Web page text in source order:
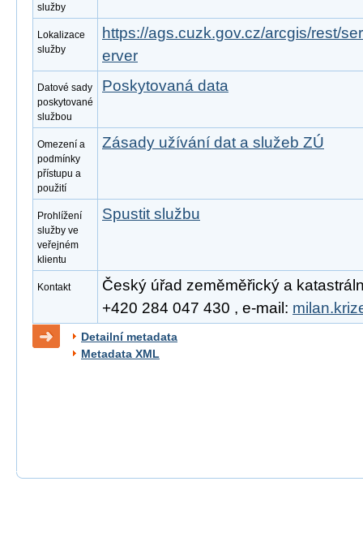
služby
Lokalizace
služby
https://ags.cuzk.gov.cz/arcgis/rest/
erver
Datové sady
poskytované
službou
Poskytovaná data
Omezení a
podmínky
přístupu a
použití
Zásady užívání dat a služeb ZÚ
Prohlížení
služby ve
veřejném
klientu
Spustit službu
Kontakt
Český úřad zeměměřický a
+420 284 047 430 , e-mail:
Detailní metadata
Metadata XML